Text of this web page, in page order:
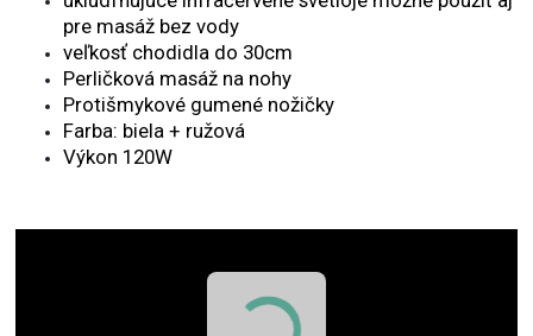
pre masáž bez vody
veľkosť chodidla do 30cm
Perličková masáž na nohy
Protišmykové gumené nožičky
Farba: biela + ružová
Výkon 120W